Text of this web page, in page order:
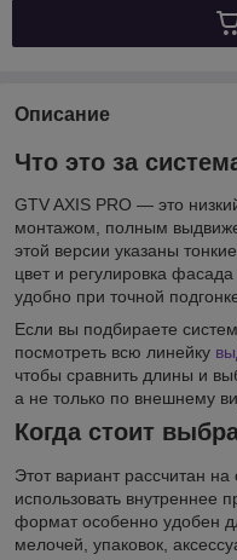
Описание
Что это за
GTV AXIS PRO — это
монтажом, полным
этой версии указаны
цвет и регулировка
удобно при точной
Если вы подбираете
посмотреть всю линейку
чтобы сравнить длины и
а не только по внешнему
Когда стоит
Этот вариант рассчитан на
использовать внутреннее
формат особенно удобен
мелочей, упаковок,